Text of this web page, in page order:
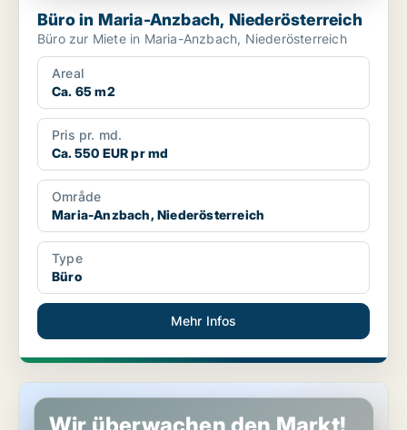
Büro in Maria-Anzbach, Niederösterreich
Büro zur Miete in Maria-Anzbach, Niederösterreich
Areal
Ca. 65 m2
Pris pr. md.
Ca. 550 EUR pr md
Område
Maria-Anzbach, Niederösterreich
Type
Büro
Mehr Infos
Büro in Enzesfeld-Lindabrunn, Niederösterreich